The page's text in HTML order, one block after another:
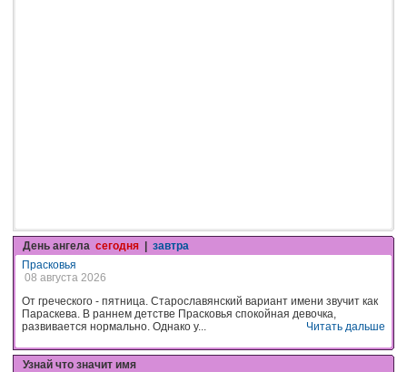
День ангела сегодня | завтра
Прасковья
08 августа 2026
От греческого - пятница. Старославянский вариант имени звучит как
Параскева. В раннем детстве Прасковья спокойная девочка,
развивается нормально. Однако у...
Читать дальше
Узнай что значит имя